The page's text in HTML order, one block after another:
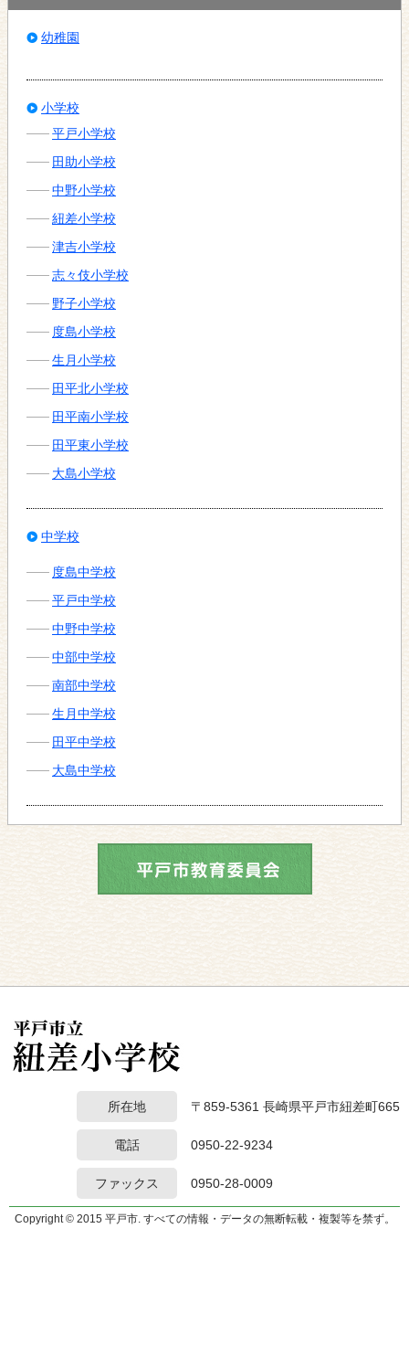
幼稚園
小学校
平戸小学校
田助小学校
中野小学校
紐差小学校
津吉小学校
志々伎小学校
野子小学校
度島小学校
生月小学校
田平北小学校
田平南小学校
田平東小学校
大島小学校
中学校
度島中学校
平戸中学校
中野中学校
中部中学校
南部中学校
生月中学校
田平中学校
大島中学校
所在地 〒859-5361 長崎県平戸市紐差町665
電話 0950-22-9234
ファックス 0950-28-0009
Copyright © 2015 平戸市. すべての情報・データの無断転載・複製等を禁ず。